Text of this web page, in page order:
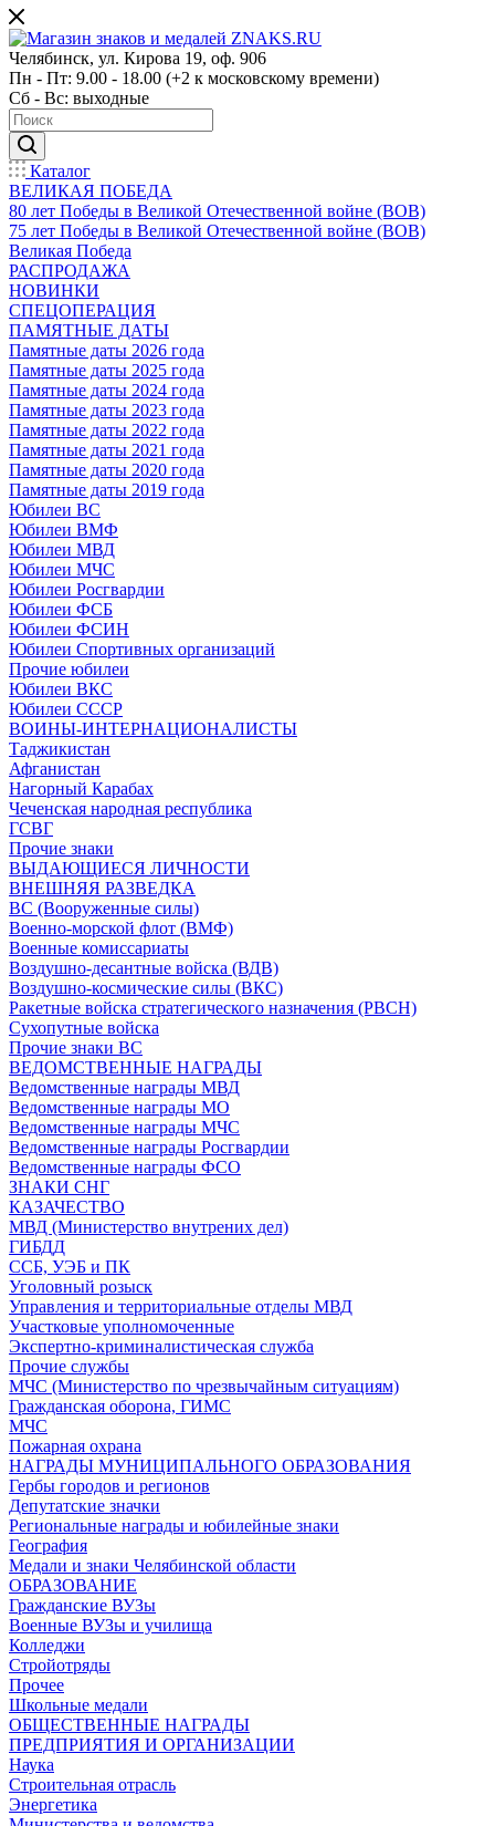
Челябинск, ул. Кирова 19, оф. 906
Пн - Пт: 9.00 - 18.00 (+2 к московскому времени)
Сб - Вс: выходные
Каталог
ВЕЛИКАЯ ПОБЕДА
80 лет Победы в Великой Отечественной войне (ВОВ)
75 лет Победы в Великой Отечественной войне (ВОВ)
Великая Победа
РАСПРОДАЖА
НОВИНКИ
СПЕЦОПЕРАЦИЯ
ПАМЯТНЫЕ ДАТЫ
Памятные даты 2026 года
Памятные даты 2025 года
Памятные даты 2024 года
Памятные даты 2023 года
Памятные даты 2022 года
Памятные даты 2021 года
Памятные даты 2020 года
Памятные даты 2019 года
Юбилеи ВС
Юбилеи ВМФ
Юбилеи МВД
Юбилеи МЧС
Юбилеи Росгвардии
Юбилеи ФСБ
Юбилеи ФСИН
Юбилеи Спортивных организаций
Прочие юбилеи
Юбилеи ВКС
Юбилеи СССР
ВОИНЫ-ИНТЕРНАЦИОНАЛИСТЫ
Таджикистан
Афганистан
Нагорный Карабах
Чеченская народная республика
ГСВГ
Прочие знаки
ВЫДАЮЩИЕСЯ ЛИЧНОСТИ
ВНЕШНЯЯ РАЗВЕДКА
ВС (Вооруженные силы)
Военно-морской флот (ВМФ)
Военные комиссариаты
Воздушно-десантные войска (ВДВ)
Воздушно-космические силы (ВКС)
Ракетные войска стратегического назначения (РВСН)
Сухопутные войска
Прочие знаки ВС
ВЕДОМСТВЕННЫЕ НАГРАДЫ
Ведомственные награды МВД
Ведомственные награды МО
Ведомственные награды МЧС
Ведомственные награды Росгвардии
Ведомственные награды ФСО
ЗНАКИ СНГ
КАЗАЧЕСТВО
МВД (Министерство внутрених дел)
ГИБДД
ССБ, УЭБ и ПК
Уголовный розыск
Управления и территориальные отделы МВД
Участковые уполномоченные
Экспертно-криминалистическая служба
Прочие службы
МЧС (Министерство по чрезвычайным ситуациям)
Гражданская оборона, ГИМС
МЧС
Пожарная охрана
НАГРАДЫ МУНИЦИПАЛЬНОГО ОБРАЗОВАНИЯ
Гербы городов и регионов
Депутатские значки
Региональные награды и юбилейные знаки
География
Медали и знаки Челябинской области
ОБРАЗОВАНИЕ
Гражданские ВУЗы
Военные ВУЗы и училища
Колледжи
Стройотряды
Прочее
Школьные медали
ОБЩЕСТВЕННЫЕ НАГРАДЫ
ПРЕДПРИЯТИЯ И ОРГАНИЗАЦИИ
Наука
Строительная отрасль
Энергетика